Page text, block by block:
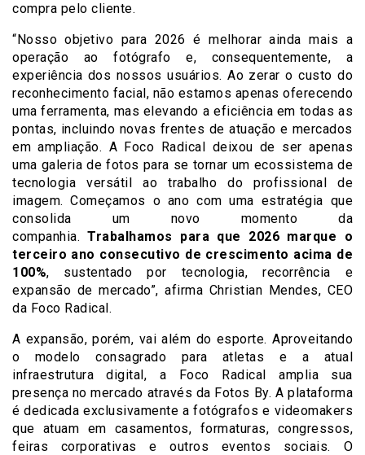
compra pelo cliente.
“Nosso objetivo para 2026 é melhorar ainda mais a
operação ao fotógrafo e, consequentemente, a
experiência dos nossos usuários. Ao zerar o custo do
reconhecimento facial, não estamos apenas oferecendo
uma ferramenta, mas elevando a eficiência em todas as
pontas, incluindo novas frentes de atuação e mercados
em ampliação. A Foco Radical deixou de ser apenas
uma galeria de fotos para se tornar um ecossistema de
tecnologia versátil ao trabalho do profissional de
imagem. Começamos o ano com uma estratégia que
consolida um novo momento da
companhia.Trabalhamos para que 2026 marque o
terceiro ano consecutivo de crescimento acima de
100%, sustentado por tecnologia, recorrência e
expansão de mercado”, afirma Christian Mendes, CEO
da Foco Radical.
A expansão, porém, vai além do esporte. Aproveitando
o modelo consagrado para atletas e a atual
infraestrutura digital, a Foco Radical amplia sua
presença no mercado através da Fotos By. A plataforma
é dedicada exclusivamente a fotógrafos e videomakers
que atuam em casamentos, formaturas, congressos,
feiras corporativas e outros eventos sociais. O